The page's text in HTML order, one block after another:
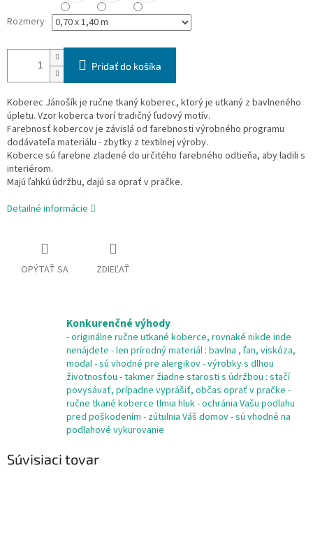
Rozmery
Pridať do košíka
Koberec Jánošík je ručne tkaný koberec, ktorý je utkaný z bavlneného
úpletu. Vzor koberca tvorí tradičný ľudový motív.
Farebnosť kobercov je závislá od farebnosti výrobného programu
dodávateľa materiálu - zbytky z textilnej výroby.
Koberce sú farebne zladené do určitého farebného odtieňa, aby ladili s
interiérom.
Majú ľahkú údržbu, dajú sa oprať v pračke.
Detailné informácie
OPÝTAŤ SA ZDIEĽAŤ
Konkurenčné výhody
- originálne ručne utkané koberce, rovnaké nikde inde
nenájdete - len prírodný materiál : bavlna , ľan, viskóza,
modal - sú vhodné pre alergikov - výrobky s dlhou
životnosťou - takmer žiadne starosti s údržbou : stačí
povysávať, prípadne vyprášiť, občas oprať v pračke -
ručne tkané koberce tlmia hluk - ochránia Vašu podlahu
pred poškodením - zútulnia Váš domov - sú vhodné na
podlahové vykurovanie
Súvisiaci tovar